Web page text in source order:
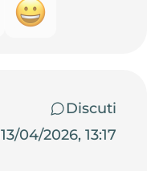
Discuti
13/04/2026, 13:17